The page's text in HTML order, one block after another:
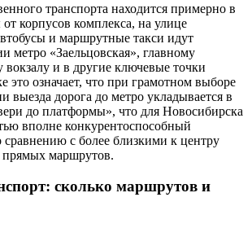
транспорта находится примерно в
корпусов комплекса, на улице
и маршрутные такси идут
метро «Заельцовская», главному
и в другие ключевые точки
это означает, что при грамотном выборе
выезда дорога до метро укладывается в
до платформы», что для Новосибирска
вполне конкурентоспособный
сравнению с более близкими к центру
прямых маршрутов.
сколько маршрутов и